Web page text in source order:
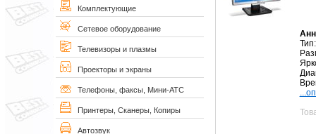
Комплектующие
Сетевое оборудование
Телевизоры и плазмы
Проекторы и экраны
Телефоны, факсы, Мини-АТС
Принтеры, Сканеры, Копиры
Автозвук